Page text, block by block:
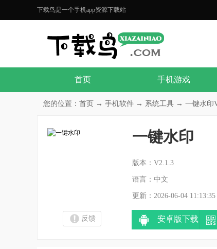
下载鸟是一个手机app资源下载站
首页 手机游戏
您的位置： 首页 → 手机软件 → 系统工具 → 一键水印
一键水印
版本：V2.1.3
语言：中文
更新：2026-06-04 11:13:35
反馈 安卓版下载